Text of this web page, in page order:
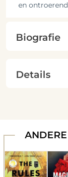
en
Biografie
Details